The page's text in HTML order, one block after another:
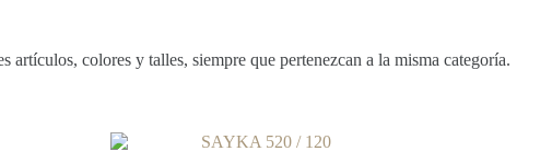
colores y talles, siempre que pertenezcan a la misma categoría.